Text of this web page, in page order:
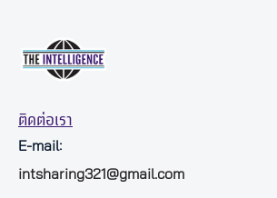
ติดต่อเรา
E-mail:
intsharing321@gmail.com